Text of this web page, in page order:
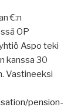
€:n
OP
Aspo teki
kanssa 30
Vastineeksi
pension-